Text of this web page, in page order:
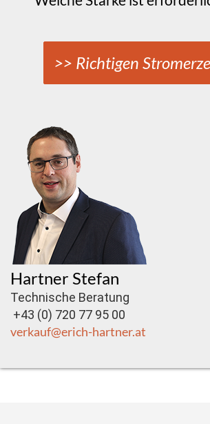
>> Richtigen
Hartner Stefan
Technische Beratung
+43 (0) 720 77 95 00
verkauf@erich-hartner.at